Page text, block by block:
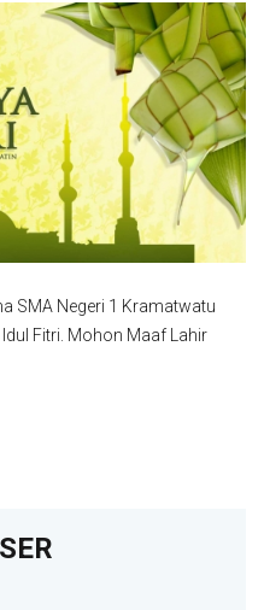
SMA Negeri 1 Kramatwatu
Fitri. Mohon Maaf Lahir